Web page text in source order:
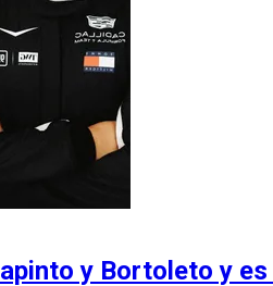
y Bortoleto y